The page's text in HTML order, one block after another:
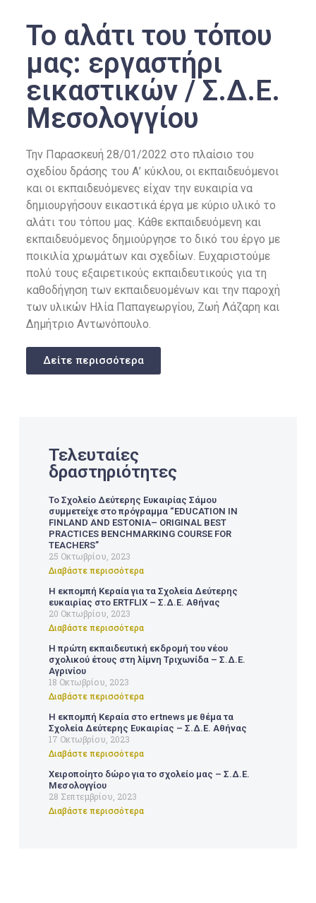
Το αλάτι του τόπου
μας: εργαστήρι
εικαστικών / Σ.Δ.Ε.
Μεσολογγίου
Την Παρασκευή 28/01/2022 στο πλαίσιο του
σχεδίου δράσης του Α’ κύκλου, οι εκπαιδευόμενοι
και οι εκπαιδευόμενες είχαν την ευκαιρία να
δημιουργήσουν εικαστικά έργα με κύριο υλικό το
αλάτι του τόπου μας. Κάθε εκπαιδευόμενη και
εκπαιδευόμενος δημιούργησε το δικό του έργο με
ποικιλία χρωμάτων και σχεδίων. Ευχαριστούμε
πολύ τους εξαιρετικούς εκπαιδευτικούς για τη
καθοδήγηση των εκπαιδευομένων και την παροχή
των υλικών Ηλία Παπαγεωργίου, Ζωή Λάζαρη και
Δημήτριο Αντωνόπουλο.
Δείτε περισσότερα
Τελευταίες
δραστηριότητες
Το Σχολείο Δεύτερης Ευκαιρίας Σάμου
συμμετείχε στο πρόγραμμα “EDUCATION IN
FINLAND AND ESTONIA– ORIGINAL BEST
PRACTICES BENCHMARKING COURSE FOR
TEACHERS”
25 Οκτωβρίου, 2023
Διαβάστε περισσότερα
Η εκπομπή Κεραία για τα Σχολεία Δεύτερης
ευκαιρίας στο ERTFLIX – Σ.Δ.Ε. Αθήνας
20 Οκτωβρίου, 2023
Διαβάστε περισσότερα
Η πρώτη εκπαιδευτική εκδρομή του νέου
σχολικού έτους στη λίμνη Τριχωνίδα – Σ.Δ.Ε.
Αγρινίου
18 Οκτωβρίου, 2023
Διαβάστε περισσότερα
Η εκπομπή Κεραία στο ertnews με θέμα τα
Σχολεία Δεύτερης Ευκαιρίας – Σ.Δ.Ε. Αθήνας
17 Οκτωβρίου, 2023
Διαβάστε περισσότερα
Χειροποίητο δώρο για το σχολείο μας – Σ.Δ.Ε.
Μεσολογγίου
28 Σεπτεμβρίου, 2023
Διαβάστε περισσότερα